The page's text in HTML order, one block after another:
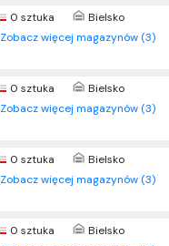
0 sztuka
Bielsko
Zobacz więcej magazynów (3)
0 sztuka
Bielsko
Zobacz więcej magazynów (3)
0 sztuka
Bielsko
Zobacz więcej magazynów (3)
0 sztuka
Bielsko